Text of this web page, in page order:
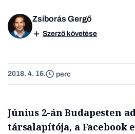
Zsiborás Gergő
Szerző követése
2018. 4. 16. perc
Június 2-án Budapesten
társalapítója, a Facebook